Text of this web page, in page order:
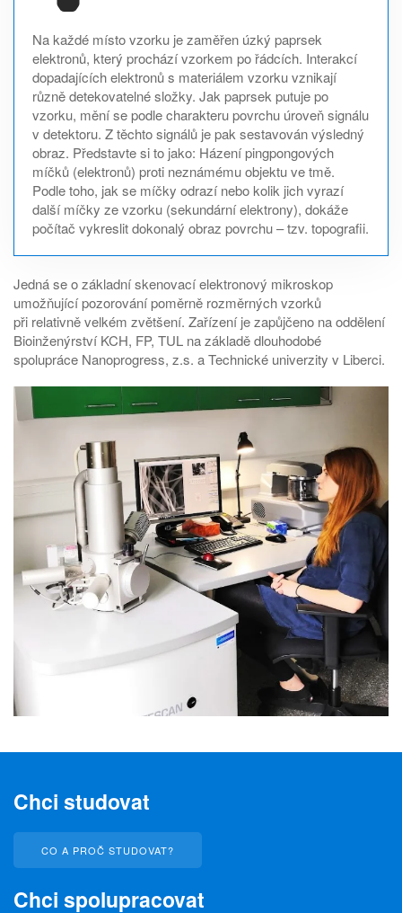
Na každé místo vzorku je zaměřen úzký paprsek
elektronů, který prochází vzorkem po řádcích. Interakcí
dopadajících elektronů s materiálem vzorku vznikají
různě detekovatelné složky. Jak paprsek putuje po
vzorku, mění se podle charakteru povrchu úroveň signálu
v detektoru. Z těchto signálů je pak sestavován výsledný
obraz. Představte si to jako: Házení pingpongových
míčků (elektronů) proti neznámému objektu ve tmě.
Podle toho, jak se míčky odrazí nebo kolik jich vyrazí
další míčky ze vzorku (sekundární elektrony), dokáže
počítač vykreslit dokonalý obraz povrchu – tzv. topografii.
Jedná se o základní skenovací elektronový mikroskop
umožňující pozorování poměrně rozměrných vzorků
při relativně velkém zvětšení. Zařízení je zapůjčeno na oddělení
Bioinženýrství KCH, FP, TUL na základě dlouhodobé
spolupráce Nanoprogress, z.s. a Technické univerzity v Liberci.
Chci studovat
CO A PROČ STUDOVAT?
Chci spolupracovat